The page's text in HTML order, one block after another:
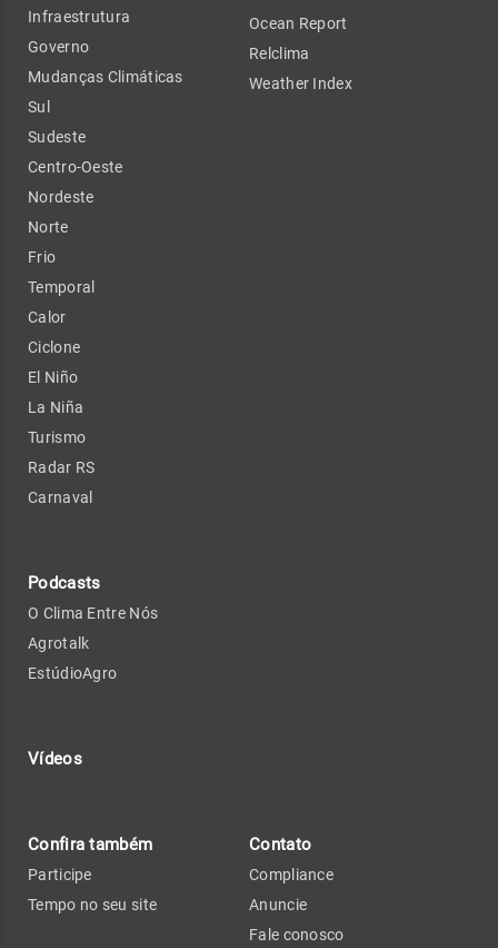
Infraestrutura
Governo
Mudanças Climáticas
Sul
Sudeste
Centro-Oeste
Nordeste
Norte
Frio
Temporal
Calor
Ciclone
El Niño
La Niña
Turismo
Radar RS
Carnaval
Podcasts
O Clima Entre Nós
Agrotalk
EstúdioAgro
Vídeos
Ocean Report
Relclima
Weather Index
Confira também
Participe
Tempo no seu site
Contato
Compliance
Anuncie
Fale conosco